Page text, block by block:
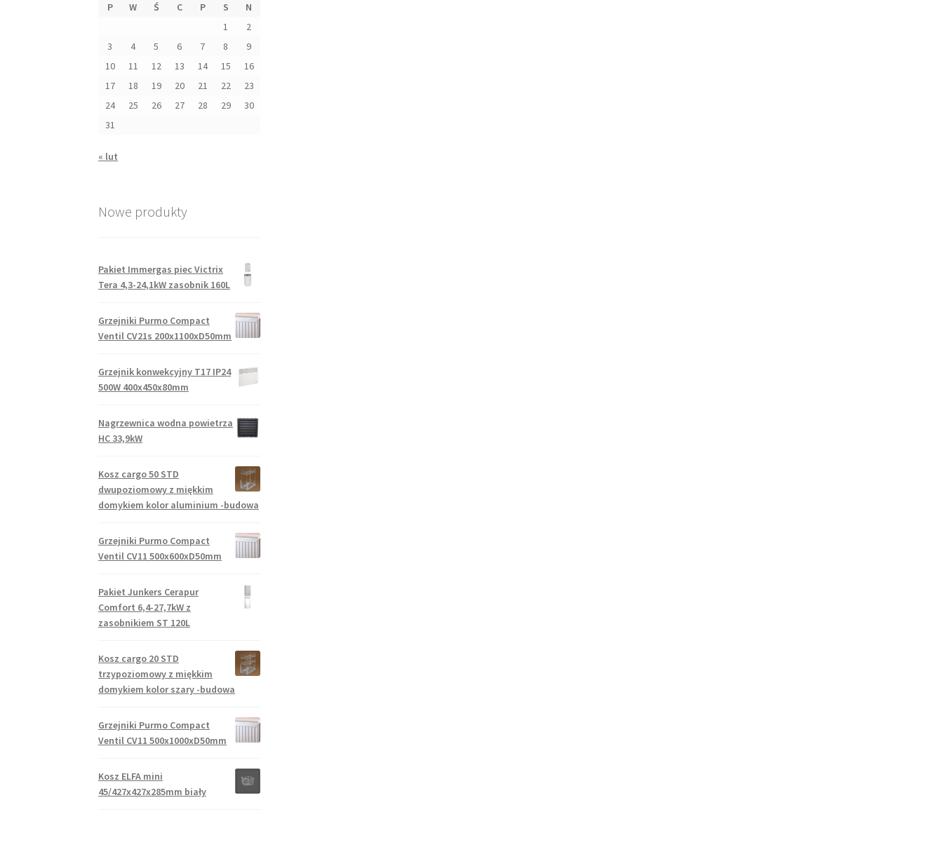
P W Ś C P S
N
1
2
3
4 5 6 7 8
9
10
11 12 13 14 15
16
17
18 19 20 21 22
23
24
25 26 27 28 29
30
31
« lut
Nowe produkty
Pakiet Immergas piec Victrix
Tera 4,3-24,1kW zasobnik 160L
Grzejniki Purmo Compact
Ventil CV21s 200x1100xD50mm
Grzejnik konwekcyjny T17 IP24
500W 400x450x80mm
Nagrzewnica wodna powietrza
HC 33,9kW
Kosz cargo 50 STD
dwupoziomowy z miękkim
domykiem kolor aluminium -budowa
Grzejniki Purmo Compact
Ventil CV11 500x600xD50mm
Pakiet Junkers Cerapur
Comfort 6,4-27,7kW z
zasobnikiem ST 120L
Kosz cargo 20 STD
trzypoziomowy z miękkim
domykiem kolor szary -budowa
Grzejniki Purmo Compact
Ventil CV11 500x1000xD50mm
Kosz ELFA mini
45/427x427x285mm biały